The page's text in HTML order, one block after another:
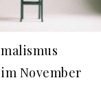
November